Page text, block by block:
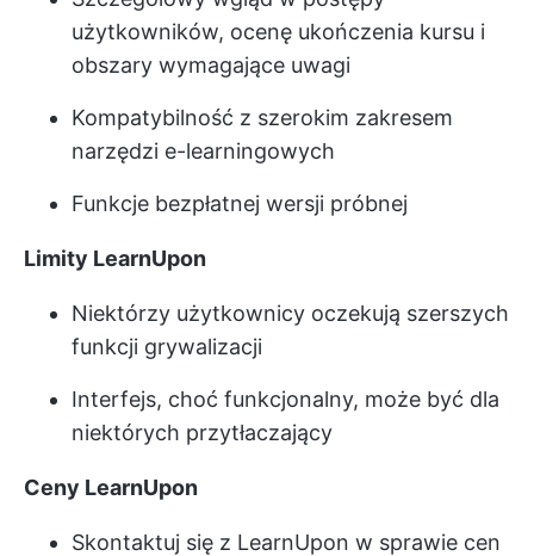
użytkowników, ocenę ukończenia kursu i
obszary wymagające uwagi
Kompatybilność z szerokim zakresem
narzędzi e-learningowych
Funkcje bezpłatnej wersji próbnej
Limity LearnUpon
Niektórzy użytkownicy oczekują szerszych
funkcji grywalizacji
Interfejs, choć funkcjonalny, może być dla
niektórych przytłaczający
Ceny LearnUpon
Skontaktuj się z LearnUpon w sprawie cen